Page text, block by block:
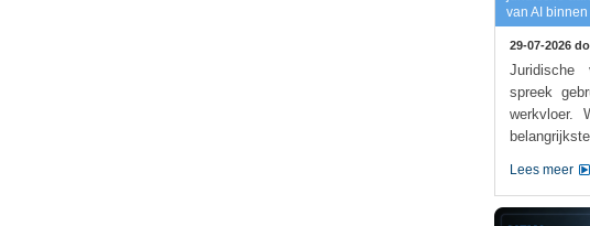
van AI
29-07-2026
spreek
werkvloer.
Lees meer